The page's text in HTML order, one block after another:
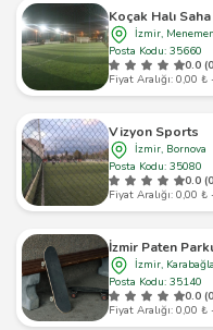
Koçak Halı Saha
İzmir, Menemen
Posta Kodu: 35660
0.0
Fiyat Aralığı: 0,00
Vizyon Sports
İzmir, Bornova
Posta Kodu: 35080
0.0
Fiyat Aralığı: 0,00
İzmir Paten
İzmir,
Posta Kodu: 35140
0.0
Fiyat Aralığı: 0,00